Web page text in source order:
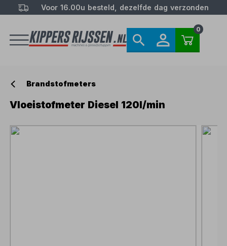
Voor 16.00u besteld, dezelfde dag verzonden
0
Brandstofmeters
Vloeistofmeter Diesel 120l/min